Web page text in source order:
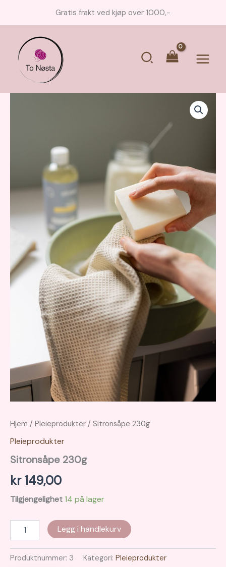
innholdet
Gratis frakt ved kjøp over 1000,-
Søk
Main
Menu
Hjem / Pleieprodukter / Sitronsåpe 230g
Pleieprodukter
Sitronsåpe 230g
kr149,00
Tilgjengelighet14 på lager
230g
Legg i handlekurv
Produktnummer: 3 Kategori: Pleieprodukter